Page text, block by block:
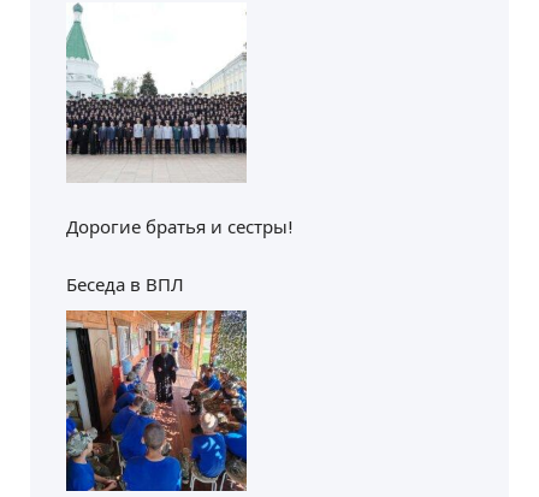
Дорогие братья и сестры!
Беседа в ВПЛ